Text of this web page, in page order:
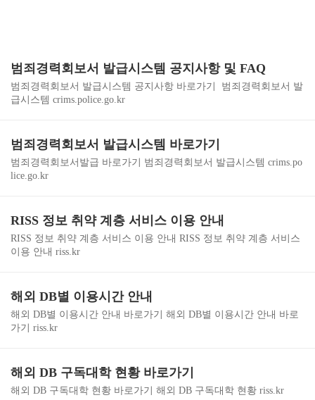
범죄경력회보서 발급시스템 공지사항 및 FAQ
범죄경력회보서 발급시스템 공지사항 바로가기 범죄경력회보서 발
급시스템 crims.police.go.kr
범죄경력회보서 발급시스템 바로가기
범죄경력회보서발급 바로가기 범죄경력회보서 발급시스템 crims.po
lice.go.kr
RISS 정보 취약 계층 서비스 이용 안내
RISS 정보 취약 계층 서비스 이용 안내 RISS 정보 취약 계층 서비스
이용 안내 riss.kr
해외 DB별 이용시간 안내
해외 DB별 이용시간 안내 바로가기 해외 DB별 이용시간 안내 바로
가기 riss.kr
해외 DB 구독대학 현황 바로가기
해외 DB 구독대학 현황 바로가기 해외 DB 구독대학 현황 riss.kr